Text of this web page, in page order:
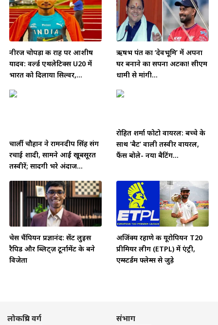
नीरज चोपड़ा की राह पर आशीष
यादव: वर्ल्ड एथलेटिक्स U20 में
भारत को दिलाया सिल्वर,...
ऋषभ पंत का ‘देवभूमि’ में अपना
घर बनाने का सपना अटका! सीएम
धामी से मांगी...
चार्ली चौहान ने रामनदीप सिंह संग
रचाई शादी, सामने आईं खूबसूरत
तस्वीरें; सादगी भरे अंदाज...
रोहित शर्मा फोटो वायरल: बच्चे के
साथ ‘बैट’ वाली तस्वीर वायरल,
फैंस बोले- नया बैटिंग...
चेस चैंपियन प्रज्ञानंद: सेंट लुइस
रैपिड और ब्लिट्ज़ टूर्नामेंट के बने
विजेता
अजिंक्य रहाणे की यूरोपियन T20
प्रीमियर लीग (ETPL) में एंट्री,
एम्स्टर्डम फ्लेम्स से जुड़े
लोकप्रिय वर्ग संभाग